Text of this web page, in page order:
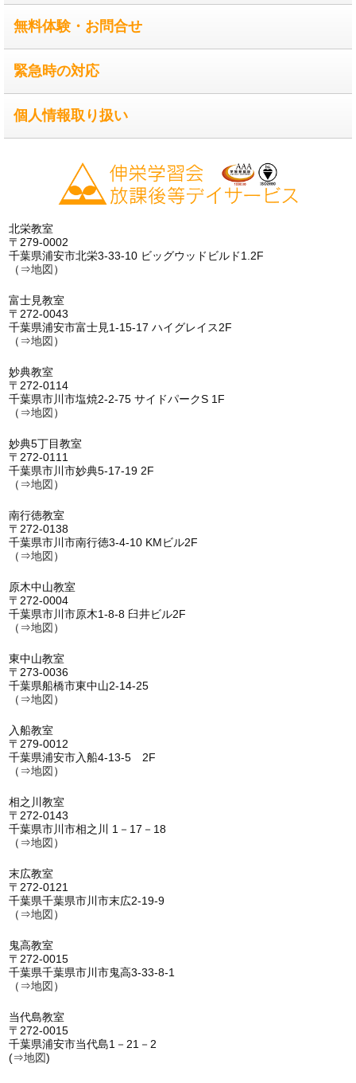
無料体験・お問合せ
緊急時の対応
個人情報取り扱い
北栄教室
〒279-0002
千葉県浦安市北栄3-33-10 ビッグウッドビルド1.2F
（⇒地図 ）
富士見教室
〒272-0043
千葉県浦安市富士見1-15-17 ハイグレイス2F
（⇒地図 ）
妙典教室
〒272-0114
千葉県市川市塩焼2-2-75 サイドパークS 1F
（⇒地図 ）
妙典5丁目教室
〒272-0111
千葉県市川市妙典5-17-19 2F
（⇒地図 ）
南行徳教室
〒272-0138
千葉県市川市南行徳3-4-10 KMビル2F
（⇒地図 ）
原木中山教室
〒272-0004
千葉県市川市原木1-8-8 臼井ビル2F
（⇒地図 ）
東中山教室
〒273-0036
千葉県船橋市東中山2-14-25
（⇒地図 ）
入船教室
〒279-0012
千葉県浦安市入船4-13-5 2F
（⇒地図 ）
相之川教室
〒272-0143
千葉県市川市相之川 1－17－18
（⇒地図 ）
末広教室
〒272-0121
千葉県千葉県市川市末広2-19-9
（⇒地図 ）
鬼高教室
〒272-0015
千葉県千葉県市川市鬼高3-33-8-1
（⇒地図 ）
当代島教室
〒272-0015
千葉県浦安市当代島1－21－2
(⇒地図)